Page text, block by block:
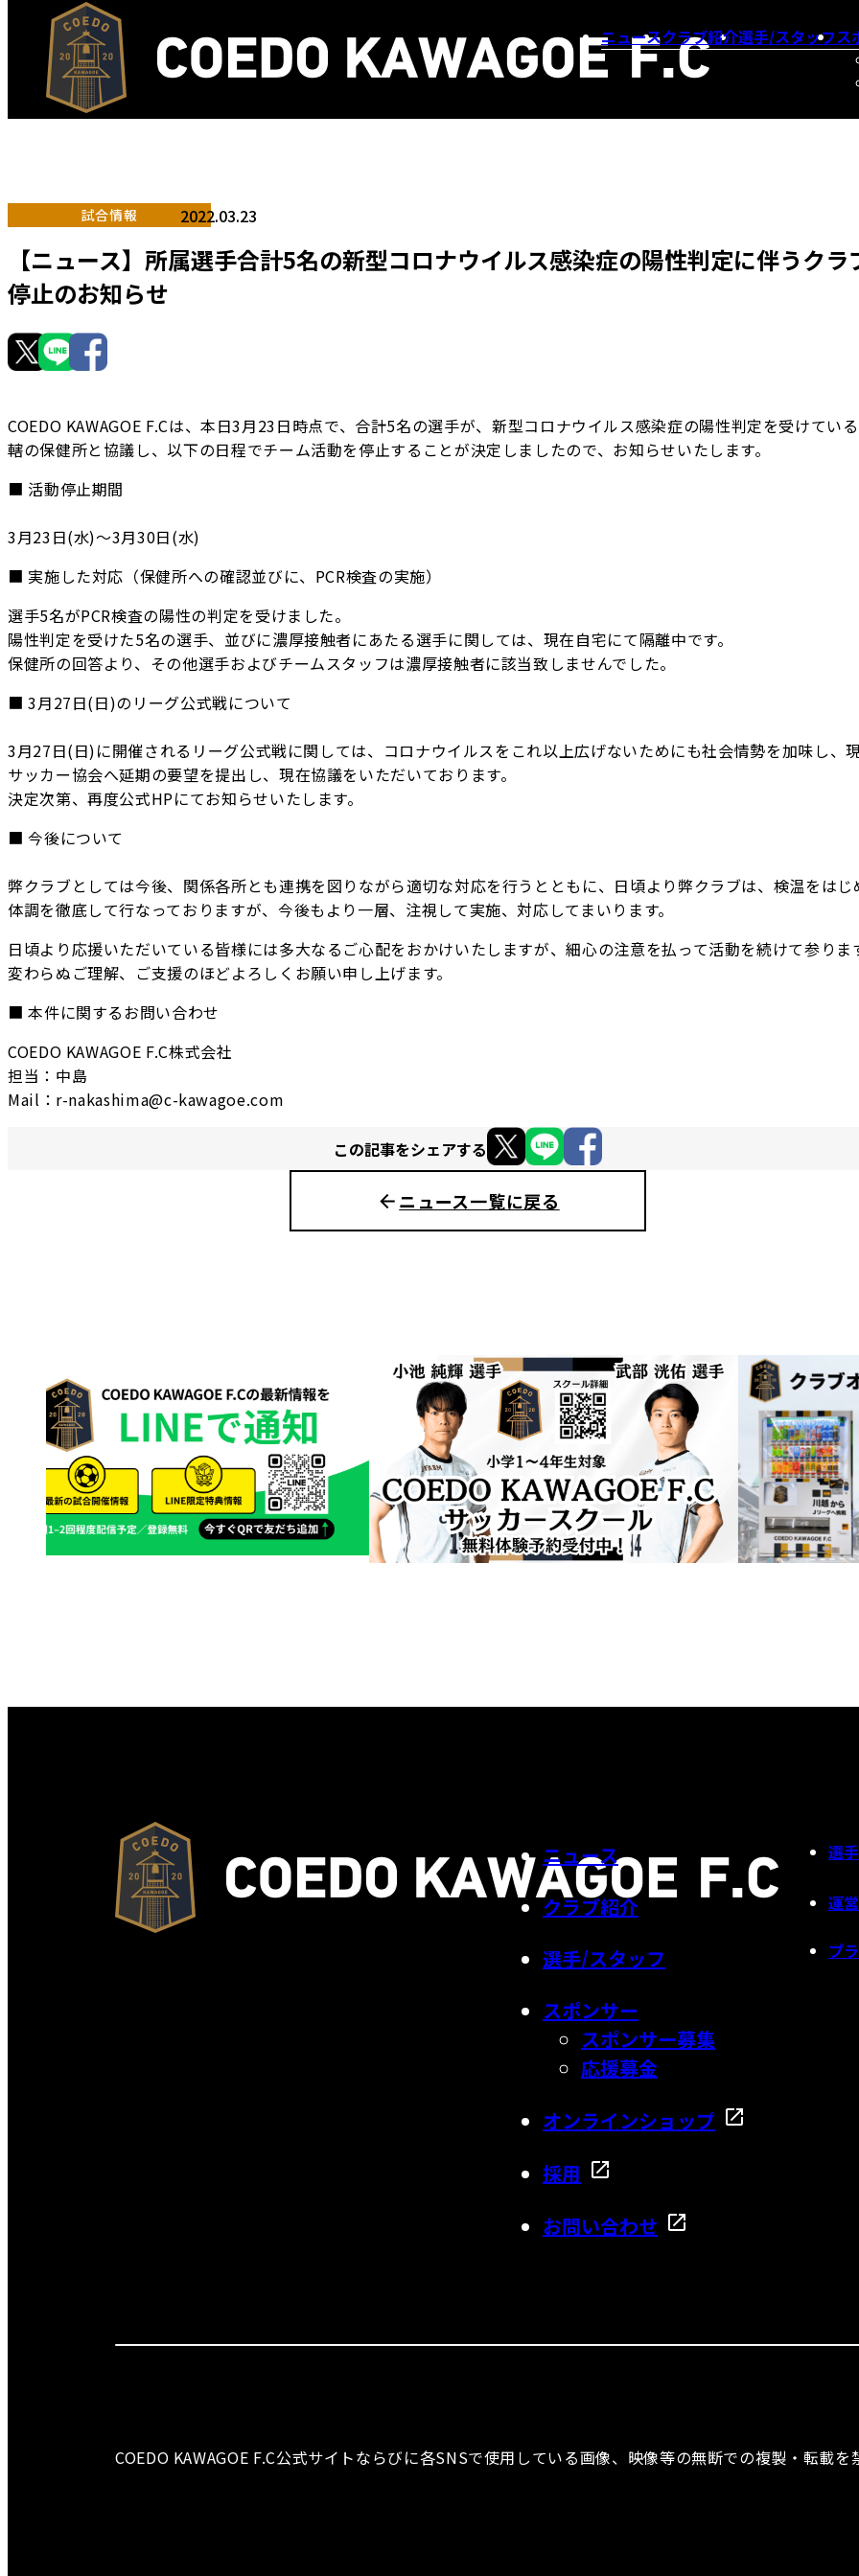
ニュースクラブ紹介選手/スタッフス
試合情報 2022.03.23
【ニュース】所属選手合計5名の新型コロナウイルス感染症の陽性判定に伴うクラ
停止のお知らせ
COEDO KAWAGOE F.Cは、本日3月23日時点で、合計5名の選手が、新型コロナウイルス感染症の陽性判定を受けてい
轄の保健所と協議し、以下の日程でチーム活動を停止することが決定しましたので、お知らせいたします。
■ 活動停止期間
3月23日(水)〜3月30日(水)
■ 実施した対応（保健所への確認並びに、PCR検査の実施）
選手5名がPCR検査の陽性の判定を受けました。
陽性判定を受けた5名の選手、並びに濃厚接触者にあたる選手に関しては、現在自宅にて隔離中です。
保健所の回答より、その他選手およびチームスタッフは濃厚接触者に該当致しませんでした。
■ 3月27日(日)のリーグ公式戦について
3月27日(日)に開催されるリーグ公式戦に関しては、コロナウイルスをこれ以上広げないためにも社会情勢を加味し、
サッカー協会へ延期の要望を提出し、現在協議をいただいております。
決定次第、再度公式HPにてお知らせいたします。
■ 今後について
弊クラブとしては今後、関係各所とも連携を図りながら適切な対応を行うとともに、日頃より弊クラブは、検温をはじ
体調を徹底して行なっておりますが、今後もより一層、注視して実施、対応してまいります。
日頃より応援いただいている皆様には多大なるご心配をおかけいたしますが、細心の注意を払って活動を続けて参りま
変わらぬご理解、ご支援のほどよろしくお願い申し上げます。
■ 本件に関するお問い合わせ
COEDO KAWAGOE F.C株式会社
担当：中島
Mail：r-nakashima@c-kawagoe.com
この記事をシェアする
ニュース一覧に戻る
ニュース
クラブ紹介
選手/スタッフ
スポンサー
スポンサー募集
応援募金
オンラインショップ
採用
お問い合わせ
選
運
プ
COEDO KAWAGOE F.C公式サイトならびに各SNSで使用している画像、映像等の無断での複製・転載を